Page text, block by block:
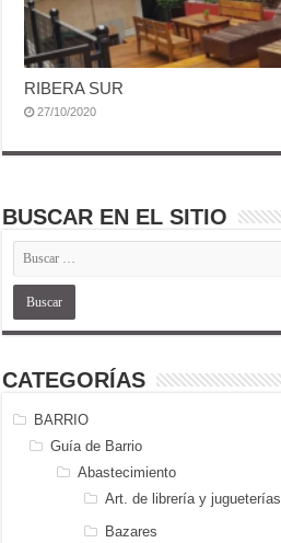
RIBERA SUR
27/10/2020
BUSCAR EN EL SITIO
CATEGORÍAS
BARRIO
Guía de Barrio
Abastecimiento
Art. de librería y jugueterías
Bazares